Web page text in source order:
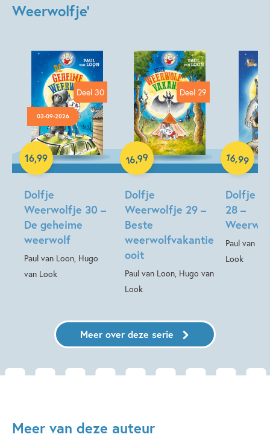
Weerwolfje'
Deel 30
03-09-2026
Dolfje
Weerwolfje 30 –
De geheime
weerwolf
Paul van Loon, Hugo
van Look
16,99
Hardcover
Deel 29
Dolfje
Weerwolfje 29 –
Beste
weerwolfvakantie
ooit
Paul van Loon, Hugo van
Look
16,99
Hardcover
Dolfje
28 –
Paul van
Look
16,99
Hardcover
Meer over deze serie
Meer van deze auteur